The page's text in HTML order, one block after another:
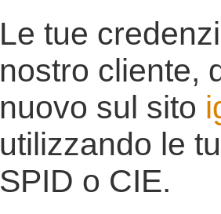
Le tue
nostro cliente,
nuovo sul sito
utilizzando le
SPID o CIE.